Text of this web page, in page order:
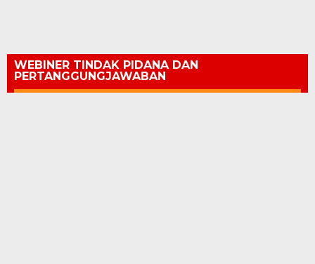
WEBINER TINDAK PIDANA DAN
PERTANGGUNGJAWABAN